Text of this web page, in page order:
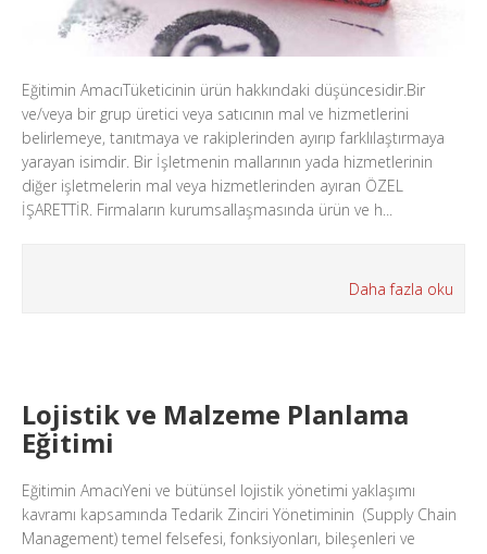
Eğitimin AmacıTüketicinin ürün hakkındaki düşüncesidir.Bir
ve/veya bir grup üretici veya satıcının mal ve hizmetlerini
belirlemeye, tanıtmaya ve rakiplerinden ayırıp farklılaştırmaya
yarayan isimdir. Bir İşletmenin mallarının yada hizmetlerinin
diğer işletmelerin mal veya hizmetlerinden ayıran ÖZEL
İŞARETTİR. Firmaların kurumsallaşmasında ürün ve h...
Daha fazla oku
Lojistik ve Malzeme Planlama
Eğitimi
Eğitimin AmacıYeni ve bütünsel lojistik yönetimi yaklaşımı
kavramı kapsamında Tedarik Zinciri Yönetiminin (Supply Chain
Management) temel felsefesi, fonksiyonları, bileşenleri ve